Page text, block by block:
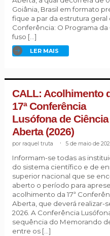
Goiânia, Brasil em formato
fique a par da estrutura
Conferência: O Programa
fuso […]
LER MAIS
CALL: Acolhimento
17ª Conferência
Lusófona de Ciência
Aberta (2026)
raquel truta 5 de maio de
Informam-se todas as
do sistema científico e de
superior nacional que se
aberto o período para
acolhimento da 17ª
Aberta, que deverá
2026. A Conferência
sequência do Memorando
entre os […]